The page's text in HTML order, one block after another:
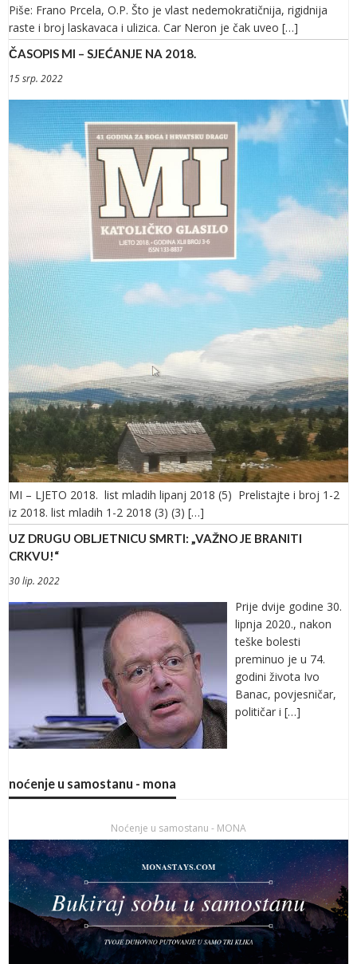
Piše: Frano Prcela, O.P. Što je vlast nedemokratičnija, rigidnija
raste i broj laskavaca i ulizica. Car Neron je čak uveo […]
ČASOPIS MI – SJEĆANJE NA 2018.
15 srp. 2022
MI – LJETO 2018. list mladih lipanj 2018 (5) Prelistajte i broj 1-2
iz 2018. list mladih 1-2 2018 (3) (3) […]
UZ DRUGU OBLJETNICU SMRTI: „VAŽNO JE BRANITI
CRKVU!“
30 lip. 2022
Prije dvije godine 30.
lipnja 2020., nakon
teške bolesti
preminuo je u 74.
godini života Ivo
Banac, povjesničar,
političar i […]
noćenje u samostanu - mona
Noćenje u samostanu - MONA